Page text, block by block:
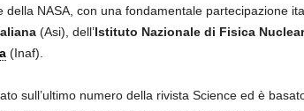
della NASA, con una fondamentale partecipazione
(Asi), dell’Istituto Nazionale di Fisica
(Inaf).
sull’ultimo numero della rivista Science ed è